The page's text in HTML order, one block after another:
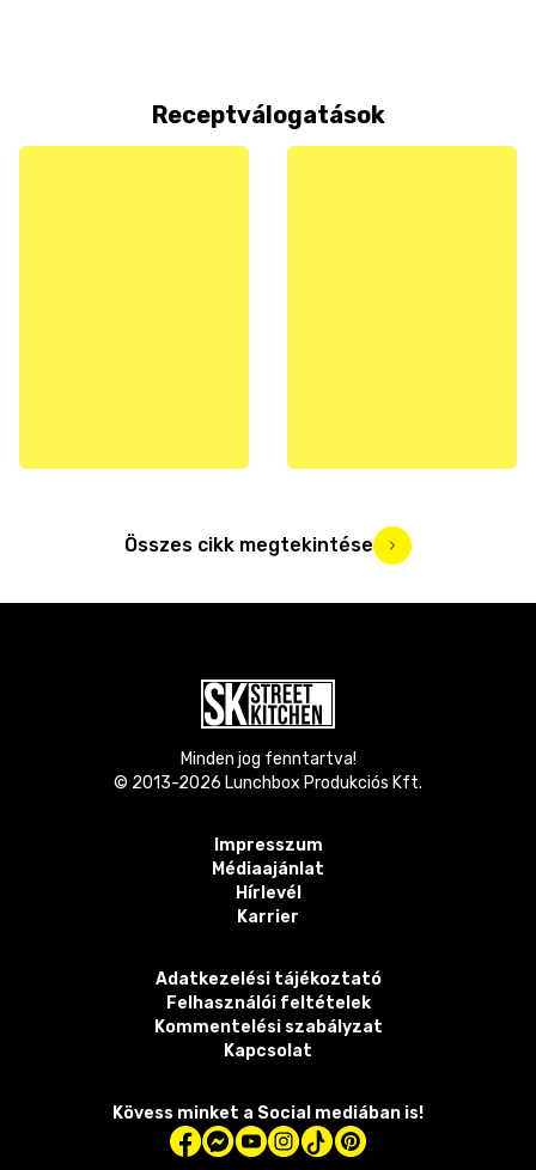
Receptválogatások
Összes cikk megtekintése
Minden jog fenntartva!
© 2013-2026 Lunchbox Produkciós Kft.
Impresszum
Médiaajánlat
Hírlevél
Karrier
Adatkezelési tájékoztató
Felhasználói feltételek
Kommentelési szabályzat
Kapcsolat
Kövess minket a Social mediában is!